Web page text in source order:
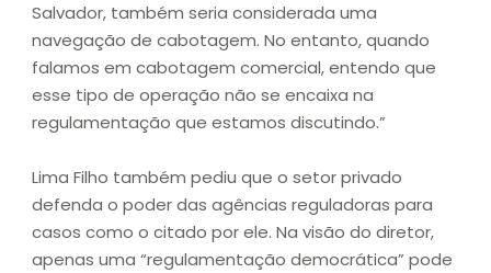
Salvador, também seria considerada uma
navegação de cabotagem. No entanto, quando
falamos em cabotagem comercial, entendo que
esse tipo de operação não se encaixa na
regulamentação que estamos discutindo.”
Lima Filho também pediu que o setor privado
defenda o poder das agências reguladoras para
casos como o citado por ele. Na visão do diretor,
apenas uma “regulamentação democrática” pode